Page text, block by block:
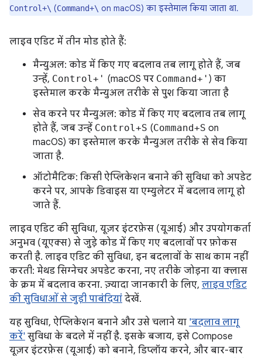
Control+\ (Command+\ on macOS) का इस्तेमाल किया जाता था.
लाइव एडिट में तीन मोड होते हैं:
मैन्युअल: कोड में किए गए बदलाव तब लागू होते हैं, जब
उन्हें, Control+' (macOS पर Command+' ) का
इस्तेमाल करके मैन्युअल तरीके से पुश किया जाता है
सेव करने पर मैन्युअल: कोड में किए गए बदलाव तब लागू
होते हैं, जब उन्हें Control+S (Command+S on
macOS) का इस्तेमाल करके मैन्युअल तरीके से सेव किया
जाता है.
ऑटोमैटिक: किसी ऐप्लिकेशन बनाने की सुविधा को अपडेट
करने पर, आपके डिवाइस या एम्युलेटर में बदलाव लागू हो
जाते हैं.
लाइव एडिट की सुविधा, यूज़र इंटरफ़ेस (यूआई) और उपयोगकर्ता
अनुभव (यूएक्स) से जुड़े कोड में किए गए बदलावों पर फ़ोकस
करती है. लाइव एडिट की सुविधा, इन बदलावों के साथ काम नहीं
करती: मेथड सिग्नेचर अपडेट करना, नए तरीके जोड़ना या क्लास
के क्रम में बदलाव करना. ज़्यादा जानकारी के लिए, लाइव एडिट
की सुविधाओं से जुड़ी पाबंदियां देखें.
यह सुविधा, ऐप्लिकेशन बनाने और उसे चलाने या 'बदलाव लागू
करें' सुविधा के बदले में नहीं है. इसके बजाय, इसे Compose
यूज़र इंटरफ़ेस (यूआई) को बनाने, डिप्लॉय करने, और बार-बार